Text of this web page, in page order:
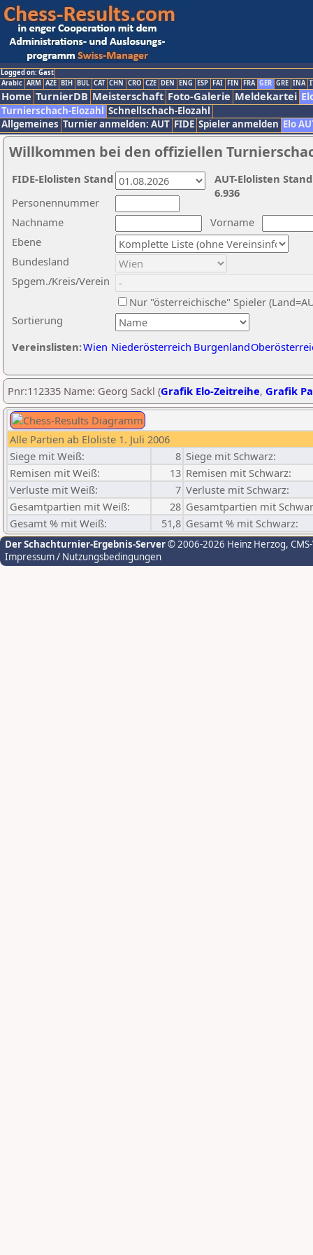
Logged on: Gast
Arabic ARM AZE BIH BUL CAT CHN CRO CZE DEN ENG ESP FAI FIN FRA GER GRE INA
Home TurnierDB Meisterschaft Foto-Galerie Meldekartei
Turnierschach-Elozahl Schnellschach-Elozahl
Allgemeines Turnier anmelden: AUT FIDE Spieler anmelden Elo
Willkommen bei den offiziellen
Nachname
Vorname
Ebene
Sortierung
Personennummer
Bundesland
Spgem./Kreis/Verein
Nur "österreichische" Spieler
Vereinslisten:Wien Niederösterreich Burgenland
AUT-Elolisten
6.936
FIDE-Elolisten Stand
Pnr:112335 Name: Georg Sackl (Grafik Elo-Zeitreihe, Grafik
Alle Partien ab Eloliste 1. Juli 2006
Siege mit Weiß:
8 Siege mit Schwarz:
Remisen mit Weiß:
13 Remisen mit Schwarz:
Verluste mit Weiß:
7 Verluste mit Schwarz:
Gesamtpartien mit Weiß:
28 Gesamtpartien mit
Gesamt % mit Weiß:
51,8 Gesamt % mit Schwarz:
Der Schachturnier-Ergebnis-Server© 2006-2026 Heinz Herzog,
Impressum / Nutzungsbedingungen